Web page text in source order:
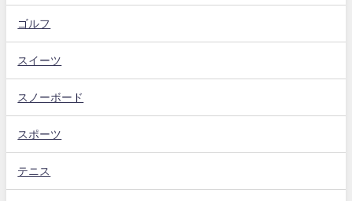
ゴルフ
スイーツ
スノーボード
スポーツ
テニス